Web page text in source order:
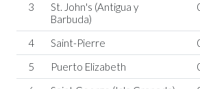
3
St. John's (Antigua y
Barbuda)
4 Saint-Pierre
5
Puerto Elizabeth